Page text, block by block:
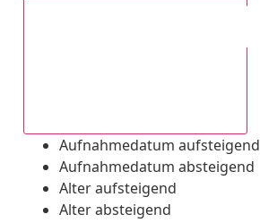
Aufnahmedatum aufsteigend
Aufnahmedatum absteigend
Alter aufsteigend
Alter absteigend